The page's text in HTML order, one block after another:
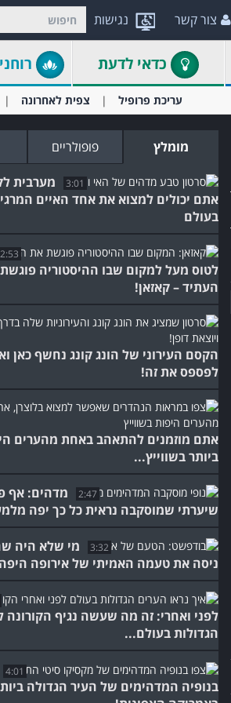
נגישות צור קשר
כדאי לדעת
עריכת פרופיל צפית לאחרונה
מומלץ פופולריים
3:01
מערבית
אתם יכולים למצוא את אחד האיים
בעולם
2:53
לטוס מעל למקום שבו ההיסטוריה
העתיד – קאזאן!
הקסם העירוני של הונג קונג נחשף כאן
לפספס את זה!
אתם מוזמנים להתאהב באחת מהערים
ביותר בשווייץ...
2:47
מדהים: אף
שיערתי שמוסקבה נראית כל כך יפה
3:32
מי שלא היה
ניסה את טעמה האמיתי של אירופה
לפני ואחרי: זה מה שעשה נגיף הקורונה
הגדולות בעולם...
4:01
בנופיה המדהימים של העיר הגדולה